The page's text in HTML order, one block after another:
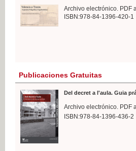
Archivo electrónico. PDF
ISBN:978-84-1396-420-1
Publicaciones Gratuitas
Del decret a l'aula. Guia
Archivo electrónico. PDF
ISBN:978-84-1396-436-2